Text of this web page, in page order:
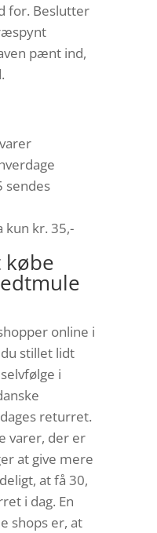
for. Beslutter
pænt ind,
sendes
kun kr. 35,-
købe
online i
stillet lidt
i
returret.
varer, der er
at give mere
at få 30,
i dag. En
shops er, at